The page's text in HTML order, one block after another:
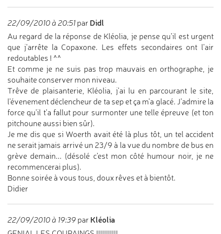
22/09/2010 à 20:51 par Didl
Au regard de la réponse de Kléolia, je pense qu'il est urgent
que j'arrête la Copaxone. Les effets secondaires ont l'air
redoutables ! ^^
Et comme je ne suis pas trop mauvais en orthographe, je
souhaite conserver mon niveau.
Trêve de plaisanterie, Kléolia, j'ai lu en parcourant le site,
l'évenement déclencheur de ta sep et ça m'a glacé. J'admire la
force qu'il t'a fallut pour surmonter une telle épreuve (et ton
pitchoune aussi bien sûr).
Je me dis que si Woerth avait été là plus tôt, un tel accident
ne serait jamais arrivé un 23/9 à la vue du nombre de bus en
grève demain... (désolé c'est mon côté humour noir, je ne
recommencerai plus).
Bonne soirée à vous tous, doux rêves et à bientôt.
Didier
22/09/2010 à 19:39 par Kléolia